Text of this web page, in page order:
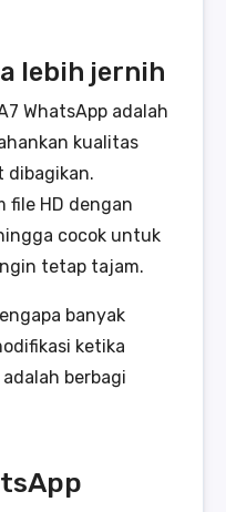
lebih jernih
WhatsApp adalah
kualitas
dibagikan.
file HD dengan
cocok untuk
tetap tajam.
banyak
ketika
berbagi